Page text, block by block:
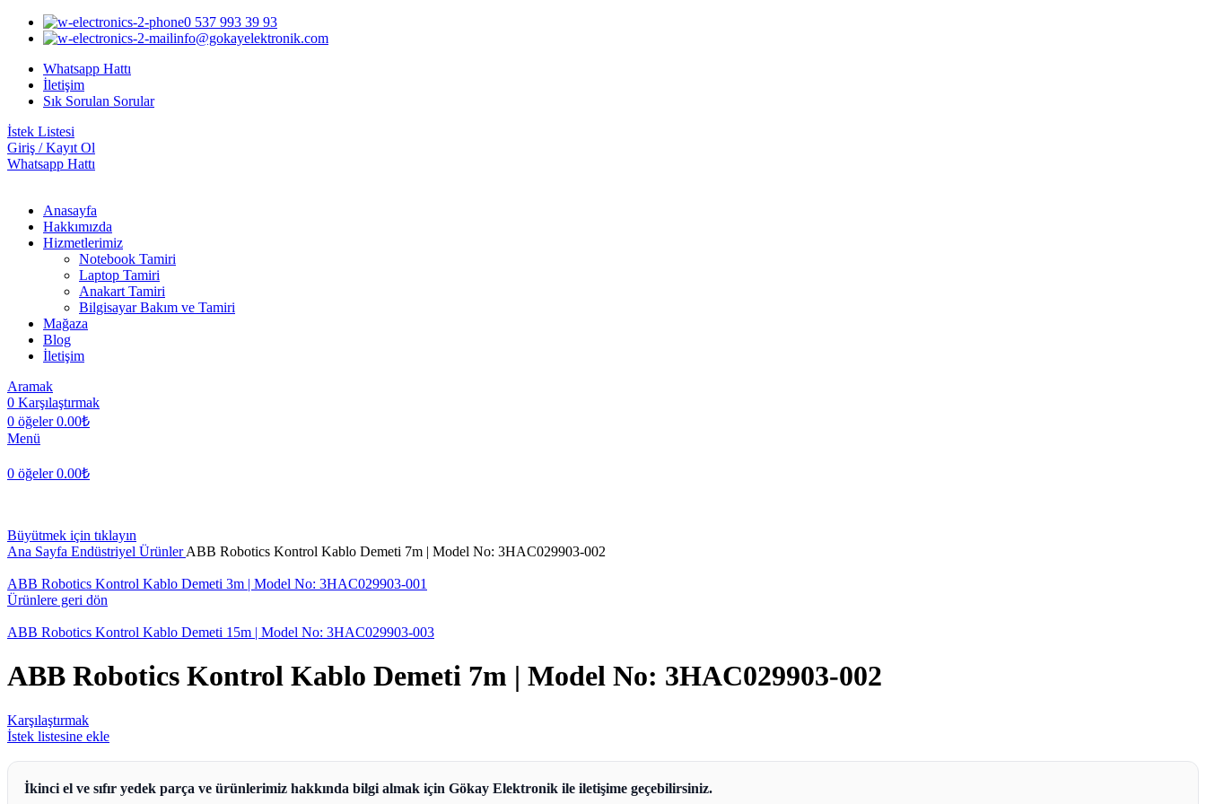
0 537 993 39 93
info@gokayelektronik.com
Whatsapp Hattı
İletişim
Sık Sorulan Sorular
İstek Listesi
Giriş / Kayıt Ol
Whatsapp Hattı
Anasayfa
Hakkımızda
Hizmetlerimiz
Notebook Tamiri
Laptop Tamiri
Anakart Tamiri
Bilgisayar Bakım ve Tamiri
Mağaza
Blog
İletişim
Aramak
0 Karşılaştırmak
0 öğeler 0.00₺
Menü
0 öğeler 0.00₺
Büyütmek için tıklayın
Ana Sayfa Endüstriyel ÜrünlerABB Robotics Kontrol Kablo Demeti 7m | Model No: 3HAC029903-002
ABB Robotics Kontrol Kablo Demeti 3m | Model No: 3HAC029903-001
Ürünlere geri dön
ABB Robotics Kontrol Kablo Demeti 15m | Model No: 3HAC029903-003
ABB Robotics Kontrol Kablo Demeti 7m | Model No: 3HAC029903-002
Karşılaştırmak
İstek listesine ekle
İkinci el ve sıfır yedek parça ve ürünlerimiz hakkında bilgi almak için Gökay Elektronik ile iletişime geçebilirsiniz.